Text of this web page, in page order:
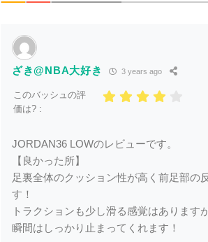
ざき@NBA大好き 3 years ago
このバッシュの評
価は? :
JORDAN36 LOWのレビューです。
【良かった所】
足裏全体のクッション性が高く前足部の
す！
トラクションも少し滑る感覚はあります
瞬間はしっかり止まってくれます！